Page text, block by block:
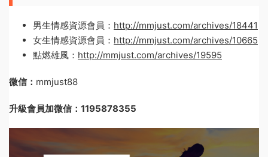
男生情感資源會員： http://mmjust.com/archives/18441
女生情感資源會員： http://mmjust.com/archives/10665
點燃雄風： http://mmjust.com/archives/19595
微信： mmjust88
升級會員加微信：1195878355